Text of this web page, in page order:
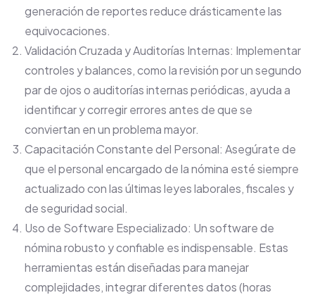
generación de reportes reduce drásticamente las
equivocaciones.
Validación Cruzada y Auditorías Internas: Implementar
controles y balances, como la revisión por un segundo
par de ojos o auditorías internas periódicas, ayuda a
identificar y corregir errores antes de que se
conviertan en un problema mayor.
Capacitación Constante del Personal: Asegúrate de
que el personal encargado de la nómina esté siempre
actualizado con las últimas leyes laborales, fiscales y
de seguridad social.
Uso de Software Especializado: Un software de
nómina robusto y confiable es indispensable. Estas
herramientas están diseñadas para manejar
complejidades, integrar diferentes datos (horas